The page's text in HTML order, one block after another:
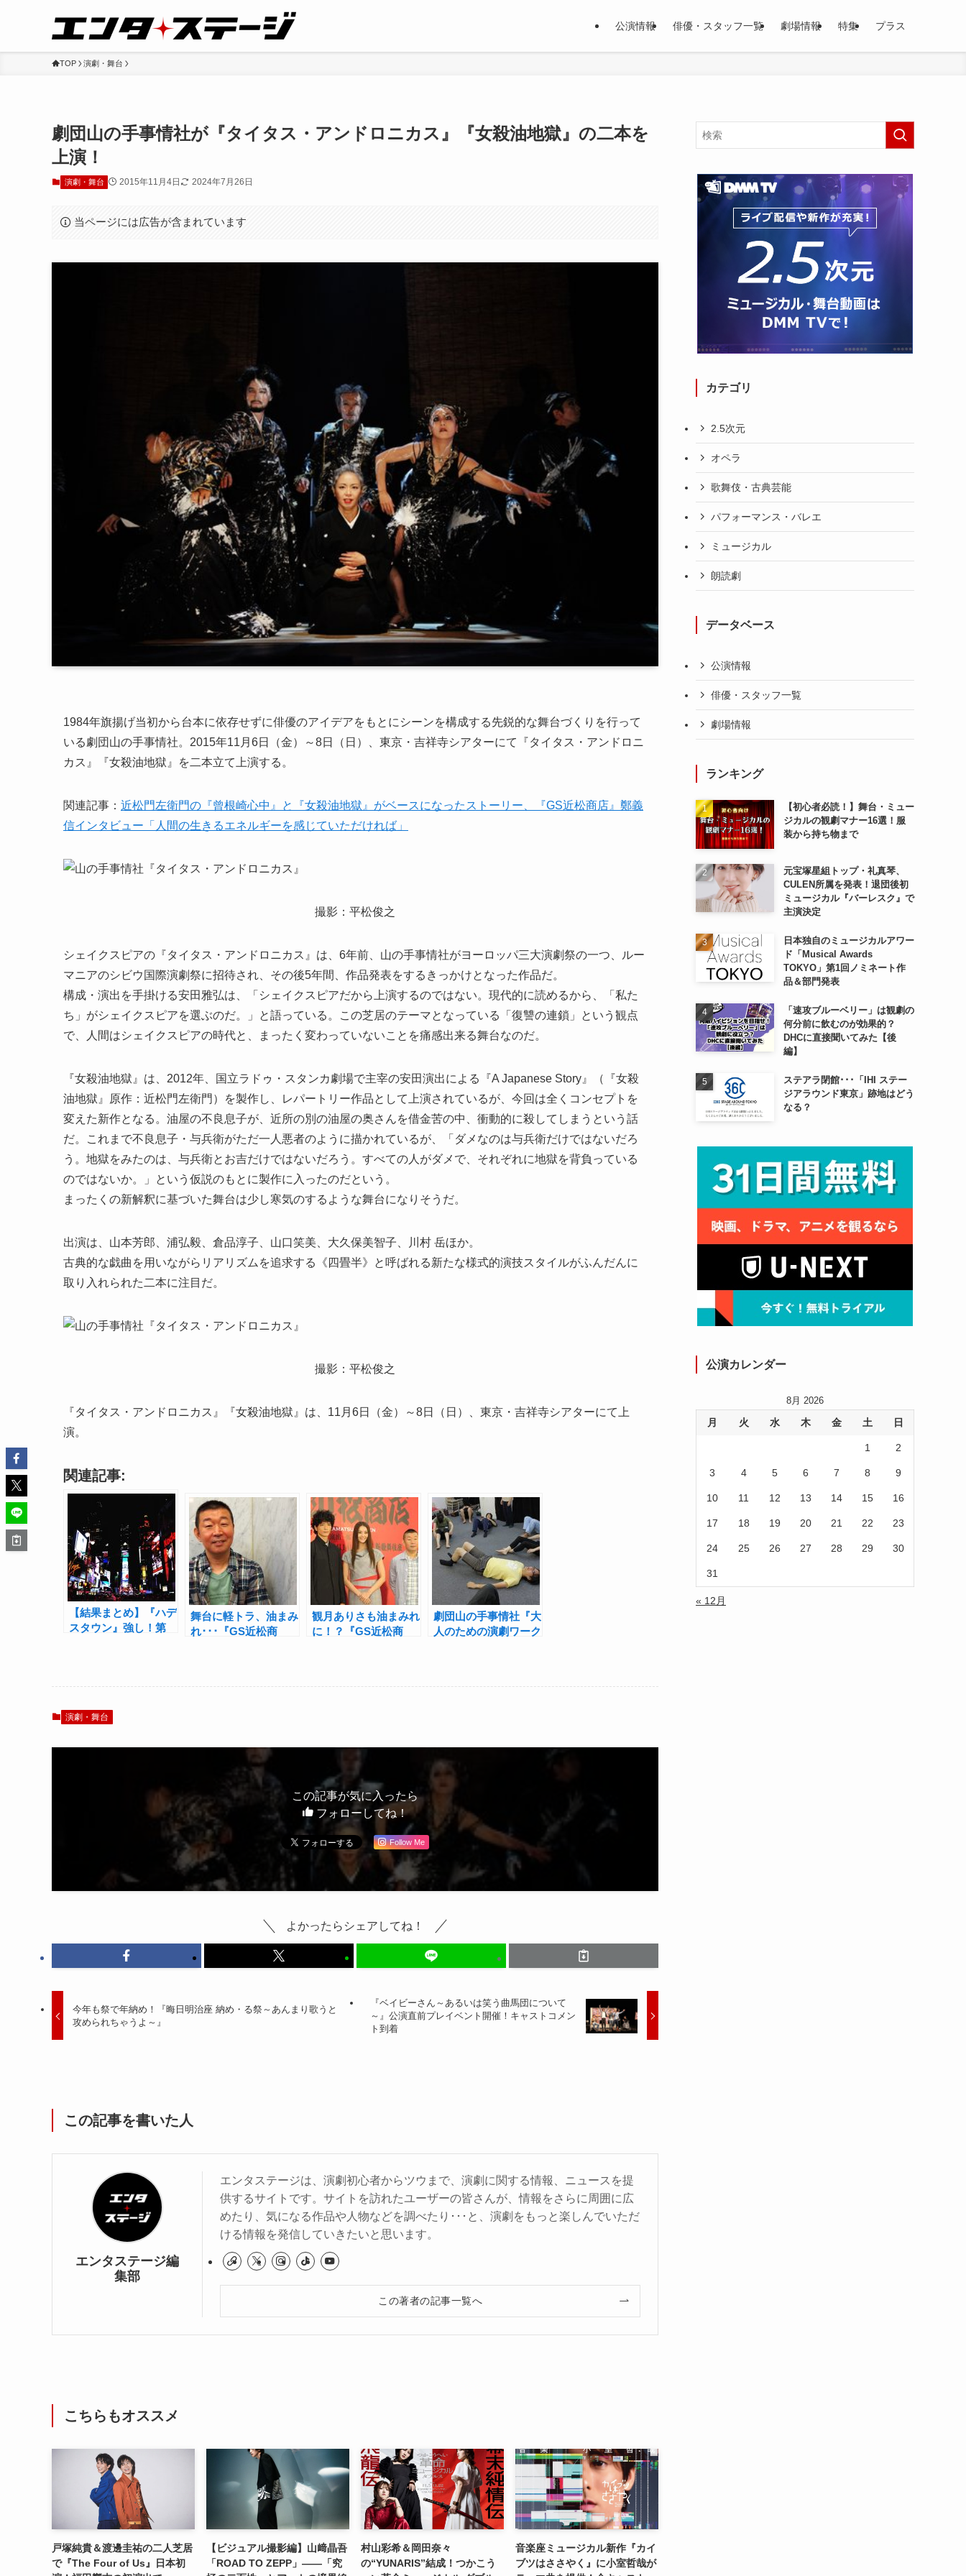
公演情報 俳優・スタッフ一覧 劇場情報 特集 プラス
TOP 演劇・舞台
劇団山の手事情社が『タイタス・アンドロニカス』『女殺油地獄』の二本を
上演！
演劇・舞台 2015年11月4日 2024年7月26日
当ページには広告が含まれています
1984年旗揚げ当初から台本に依存せずに俳優のアイデアをもとにシーンを構成する先鋭的な舞台づくりを行って
いる劇団山の手事情社。2015年11月6日（金）～8日（日）、東京・吉祥寺シアターにて『タイタス・アンドロニ
カス』『女殺油地獄』を二本立て上演する。
関連記事： 近松門左衛門の『曾根崎心中』と『女殺油地獄』がベースになったストーリー、『GS近松商店』鄭義
信インタビュー「人間の生きるエネルギーを感じていただければ」
撮影：平松俊之
シェイクスピアの『タイタス・アンドロニカス』は、6年前、山の手事情社がヨーロッパ三大演劇祭の一つ、ルー
マニアのシビウ国際演劇祭に招待され、その後5年間、作品発表をするきっかけとなった作品だ。
構成・演出を手掛ける安田雅弘は、「シェイクスピアだから上演するのではない。現代的に読めるから、「私た
ち」がシェイクスピアを選ぶのだ。」と語っている。この芝居のテーマとなっている「復讐の連鎖」という観点
で、人間はシェイクスピアの時代と、まったく変わっていないことを痛感出来る舞台なのだ。
『女殺油地獄』は、2012年、国立ラドゥ・スタンカ劇場で主宰の安田演出による『A Japanese Story』（『女殺
油地獄』原作：近松門左衛門）を製作し、レパートリー作品として上演されているが、今回は全くコンセプトを
変えた新作となる。油屋の不良息子が、近所の別の油屋の奥さんを借金苦の中、衝動的に殺してしまうという話
だ。これまで不良息子・与兵衛がただ一人悪者のように描かれているが、「ダメなのは与兵衛だけではないだろ
う。地獄をみたのは、与兵衛とお吉だけではないだろう。すべての人がダメで、それぞれに地獄を背負っている
のではないか。」という仮説のもとに製作に入ったのだという。
まったくの新解釈に基づいた舞台は少し寒気のするような舞台になりそうだ。
出演は、山本芳郎、浦弘毅、倉品淳子、山口笑美、大久保美智子、川村 岳ほか。
古典的な戯曲を用いながらリアリズムを追求する《四畳半》と呼ばれる新たな様式的演技スタイルがふんだんに
取り入れられた二本に注目だ。
撮影：平松俊之
『タイタス・アンドロニカス』『女殺油地獄』は、11月6日（金）～8日（日）、東京・吉祥寺シアターにて上
演。
関連記事:
【結果まとめ】『ハデ
スタウン』強し！第
舞台に軽トラ、油まみ
れ･･･『GS近松商
観月ありさも油まみれ
に！？『GS近松商
劇団山の手事情社『大
人のための演劇ワーク
演劇・舞台
この記事が気に入ったら
フォローしてね！
Follow Me
よかったらシェアしてね！
今年も祭で年納め！『晦日明治座 納め・る祭～あんまり歌うと
攻められちゃうよ～』
『ベイビーさん～あるいは笑う曲馬団について
～』公演直前プレイベント開催！キャストコメン
ト到着
この記事を書いた人
エンタステージ編
集部
エンタステージは、演劇初心者からツウまで、演劇に関する情報、ニュースを提
供するサイトです。サイトを訪れたユーザーの皆さんが、情報をさらに周囲に広
めたり、気になる作品や人物などを調べたり･･･と、演劇をもっと楽しんでいただ
ける情報を発信していきたいと思います。
この著者の記事一覧へ
こちらもオススメ
戸塚純貴＆渡邊圭祐の二人芝居
で『The Four of Us』日本初
【ビジュアル撮影編】山﨑晶吾
「ROAD TO ZEPP」――「究
村山彩希＆岡田奈々
の“YUNARIS”結成！つかこう
音楽座ミュージカル新作『カイ
ブツはささやく』に小室哲哉が
カテゴリ
2.5次元
オペラ
歌舞伎・古典芸能
パフォーマンス・バレエ
ミュージカル
朗読劇
データベース
公演情報
俳優・スタッフ一覧
劇場情報
ランキング
【初心者必読！】舞台・ミュー
ジカルの観劇マナー16選！服
装から持ち物まで
元宝塚星組トップ・礼真琴、
CULEN所属を発表！退団後初
ミュージカル『バーレスク』で
主演決定
日本独自のミュージカルアワー
ド「Musical Awards
TOKYO」第1回ノミネート作
品＆部門発表
「速攻ブルーベリー」は観劇の
何分前に飲むのが効果的？
DHCに直接聞いてみた【後
編】
ステアラ閉館･･･「IHI ステー
ジアラウンド東京」跡地はどう
なる？
公演カレンダー
8月 2026
月 火 水 木 金 土 日
1 2
3 4 5 6 7 8 9
10 11 12 13 14 15 16
17 18 19 20 21 22 23
24 25 26 27 28 29 30
31
« 12月